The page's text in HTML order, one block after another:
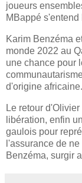
joueurs
MBappé
Karim Benzéma
monde 2022 au
une chance pour
d'origine africaine.
Le retour
libération, enfin
gaulois pour
l'assurance de
Benzéma, surgir